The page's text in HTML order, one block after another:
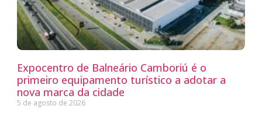
Expocentro de Balneário Camboriú é o
primeiro equipamento turístico a adotar a
nova marca da cidade
5 de agosto de 2026